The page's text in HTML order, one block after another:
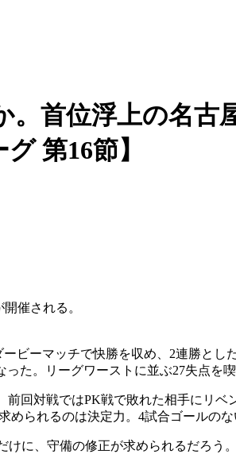
首位浮上の名古
第16節】
催される。
ビーマッチで快勝を収め、2連勝とし
た。リーグワーストに並ぶ27失点を
回対戦ではPK戦で敗れた相手にリベ
められるのは決定力。4試合ゴールのな
に、守備の修正が求められるだろう